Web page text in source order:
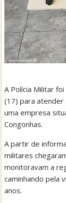
A Polícia Militar
(17) para atender
uma empresa
Congonhas.
A partir de
militares
monitoravam a
caminhando pela
anos.